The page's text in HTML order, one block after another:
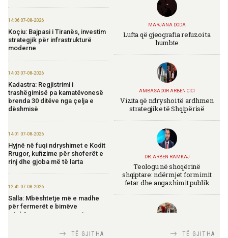
14:06 07-08-2026
Koçiu: Bajpasi i Tiranës, investim
strategjik për infrastrukturë
moderne
14:03 07-08-2026
Kadastra: Regjistrimi i
trashëgimisë pa kamatëvonesë
brenda 30 ditëve nga çelja e
dëshmisë
14:01 07-08-2026
Hyjnë në fuqi ndryshimet e Kodit
Rrugor, kufizime për shoferët e
rinj dhe gjoba më të larta
12:41 07-08-2026
Salla: Mbështetje më e madhe
për fermerët e bimëve
mjekësore nga programi
TË GJITHA
MARJANA DODA
Lufta që gjeografia refuzoi ta
humbte
AMBASADOR ARBEN CICI
Vizita që ndryshoi të ardhmen
strategjike të Shqipërisë
DR. ARBEN RAMKAJ
Teologu në shoqërinë
shqiptare: ndërmjet formimit
fetar dhe angazhimit publik
TIRANA DIPLOMATTË GJITHA